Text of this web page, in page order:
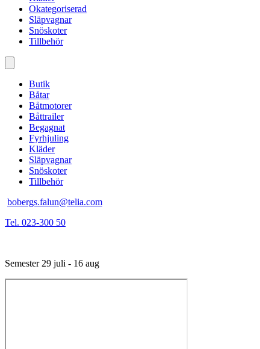
Okategoriserad
Släpvagnar
Snöskoter
Tillbehör
Butik
Båtar
Båtmotorer
Båttrailer
Begagnat
Fyrhjuling
Kläder
Släpvagnar
Snöskoter
Tillbehör
bobergs.falun@telia.com
Tel. 023-300 50
Semester 29 juli - 16 aug